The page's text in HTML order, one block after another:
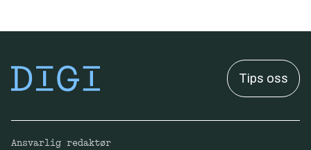
Tips oss
Ansvarlig redaktør